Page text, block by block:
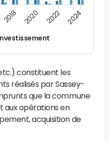
2018 2020 2022 2024
constituent les
réalisés par Sassey-
que la commune
aux opérations en
acquisition de